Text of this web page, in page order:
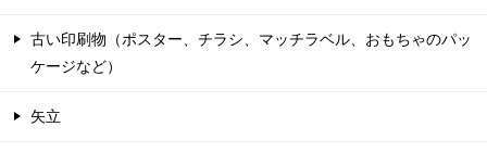
古い印刷物（ポスター、チラシ、マッチラベル、おもちゃのパッ
ケージなど）
矢立